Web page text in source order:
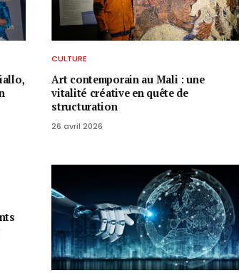
CULTURE
Art contemporain au Mali : une
vitalité créative en quête de
structuration
26 avril 2026